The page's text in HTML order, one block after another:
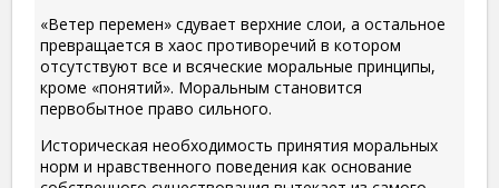
«Ветер перемен» сдувает верхние слои, а остальное
превращается в хаос противоречий в котором
отсутствуют все и всяческие моральные принципы,
кроме «понятий». Моральным становится
первобытное право сильного.
Историческая необходимость принятия моральных
норм и нравственного поведения как основание